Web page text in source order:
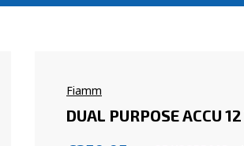
Fiamm
DUAL PURPOSE ACCU